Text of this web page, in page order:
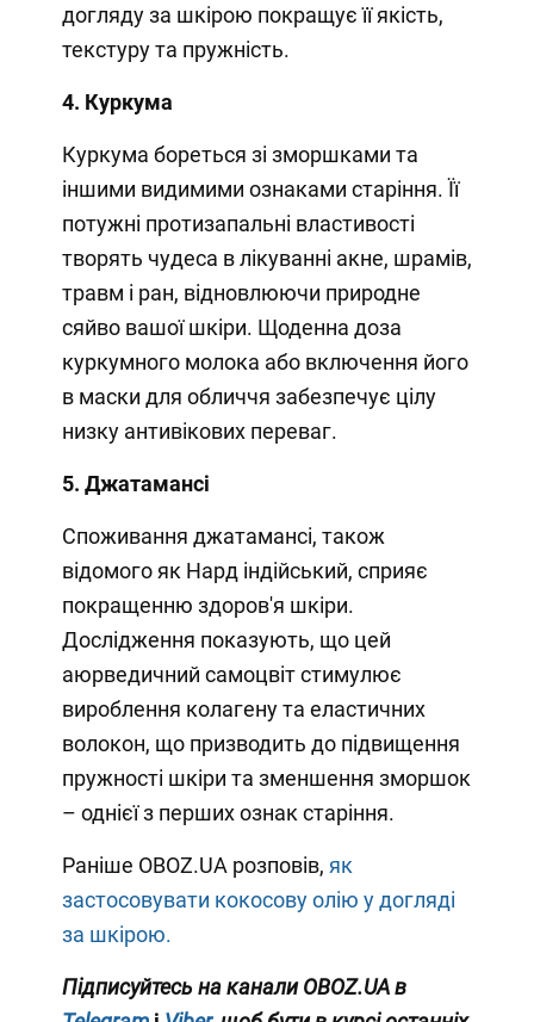
догляду за шкірою покращує її якість,
текстуру та пружність.
4. Куркума
Куркума бореться зі зморшками та
іншими видимими ознаками старіння. Її
потужні протизапальні властивості
творять чудеса в лікуванні акне, шрамів,
травм і ран, відновлюючи природне
сяйво вашої шкіри. Щоденна доза
куркумного молока або включення його
в маски для обличчя забезпечує цілу
низку антивікових переваг.
5. Джатамансі
Споживання джатамансі, також
відомого як Нард індійський, сприяє
покращенню здоров'я шкіри.
Дослідження показують, що цей
аюрведичний самоцвіт стимулює
вироблення колагену та еластичних
волокон, що призводить до підвищення
пружності шкіри та зменшення зморшок
– однієї з перших ознак старіння.
Раніше OBOZ.UA розповів, як
застосовувати кокосову олію у догляді
за шкірою.
Підписуйтесь на каналиOBOZ.UA в